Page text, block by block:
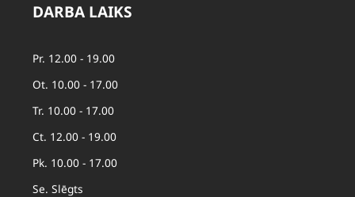
DARBA LAIKS
Pr. 12.00 - 19.00
Ot. 10.00 - 17.00
Tr. 10.00 - 17.00
Ct. 12.00 - 19.00
Pk. 10.00 - 17.00
Se. Slēgts